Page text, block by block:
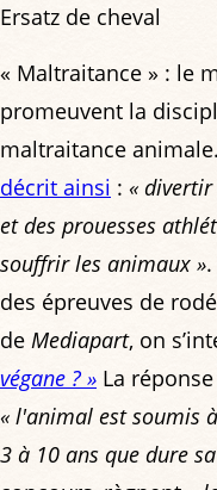
Ersatz de cheval
« Maltraitance » : le
promeuvent la
maltraitance animale.
décrit ainsi : «
et des prouesses
souffrir les animaux »
des épreuves de
de Mediapart, on
végane ? » La
« l'animal est soumis
3 à 10 ans que dure